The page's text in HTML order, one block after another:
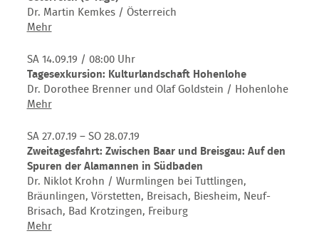
/
ABGESAGT
Dr. Martin Kemkes / Österreich
MehrAuslandsexkursion:
den
Spuren
der
Römer
möglichen
UNESCO-
Welterbe
Donaulimes
in
Österreich
SA 14.09.19 / 08:00 Uhr
Tagesexkursion: Kulturlandschaft Hohenlohe
Dr. Dorothee Brenner und Olaf Goldstein / Hohenlohe
MehrTagesexkursion:
Hohenlohe
SA 27.07.19 – SO 28.07.19
Zweitagesfahrt: Zwischen Baar und Breisgau: Auf den
Spuren der Alamannen in Südbaden
Dr. Niklot Krohn / Wurmlingen bei Tuttlingen,
Bräunlingen, Vörstetten, Breisach, Biesheim, Neuf-
Brisach, Bad Krotzingen, Freiburg
MehrZweitagesfahrt: